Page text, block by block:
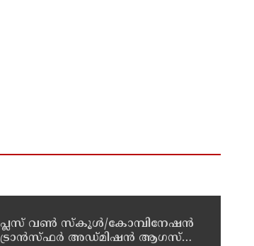
പ്ലസ് വൺ സ്‌കൂൾ/കോമ്പിനേഷൻ
ട്രാൻസ്ഫർ അഡ്മിഷൻ ആഗസ്ത്